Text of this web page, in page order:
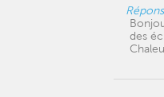
des